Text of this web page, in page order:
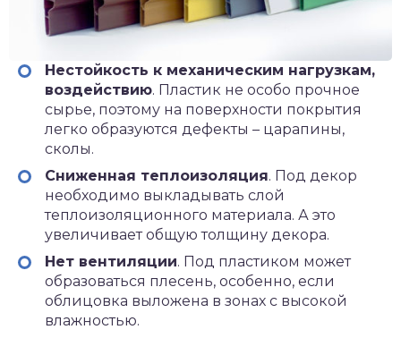
Нестойкость к механическим нагрузкам,
воздействию. Пластик не особо прочное
сырье, поэтому на поверхности покрытия
легко образуются дефекты – царапины,
сколы.
Сниженная теплоизоляция. Под декор
необходимо выкладывать слой
теплоизоляционного материала. А это
увеличивает общую толщину декора.
Нет вентиляции. Под пластиком может
образоваться плесень, особенно, если
облицовка выложена в зонах с высокой
влажностью.